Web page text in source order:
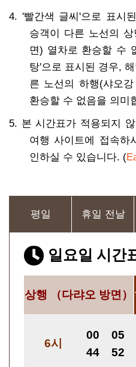
4. '빨간색 글씨'으로 표시
승객이 다른 노선의
면) 열차로 환승할 수
탕'으로 표시된 경우,
른 노선의 하행(샤오
환승할 수 없음을 의미
5. 본 시간표가 적용되지
여행 사이트에 접속하
인하실 수 있습니다. (
평일 휴일 전날
일요일 시간
상행 （다랴오 방면）
6시
00 05
44
52